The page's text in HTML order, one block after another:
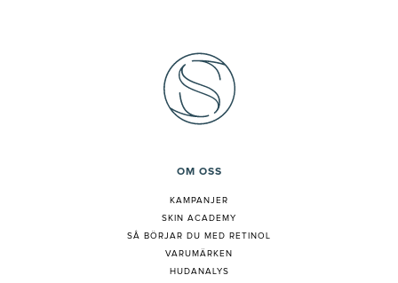
OM OSS
KAMPANJER
SKIN ACADEMY
SÅ BÖRJAR DU MED RETINOL
VARUMÄRKEN
HUDANALYS